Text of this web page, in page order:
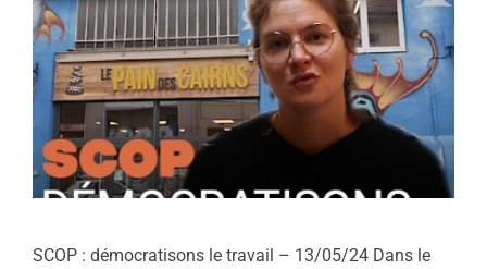
SCOP : démocratisons le travail – 13/05/24 Dans le